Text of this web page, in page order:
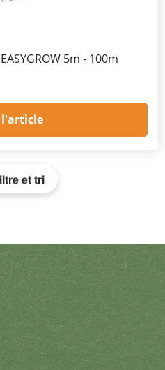
et tri
5m - 100m
l'article